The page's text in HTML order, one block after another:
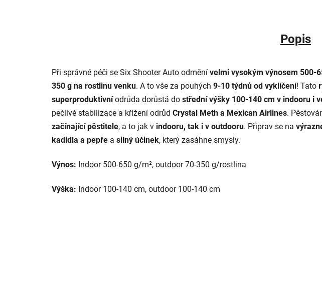
Popis
Při správné péči se Six Shooter Auto odmění velmi vysokým výnosem 500-
350 g na rostlinu venku. A to vše za pouhých 9-10 týdnů od vyklíčení! Tato
superproduktivníodrůda dorůstá do střední výšky 100-140 cm v indooru i
pečlivé stabilizace a křížení odrůd Crystal Meth a Mexican Airlines.
začínající pěstitele, a to jak v indooru, tak i v outdooru. Připrav se na
kadidla a pepře a silný účinek, který zasáhne smysly.
Výnos: Indoor 500-650 g/m², outdoor 70-350 g/rostlina
Výška: Indoor 100-140 cm, outdoor 100-140 cm